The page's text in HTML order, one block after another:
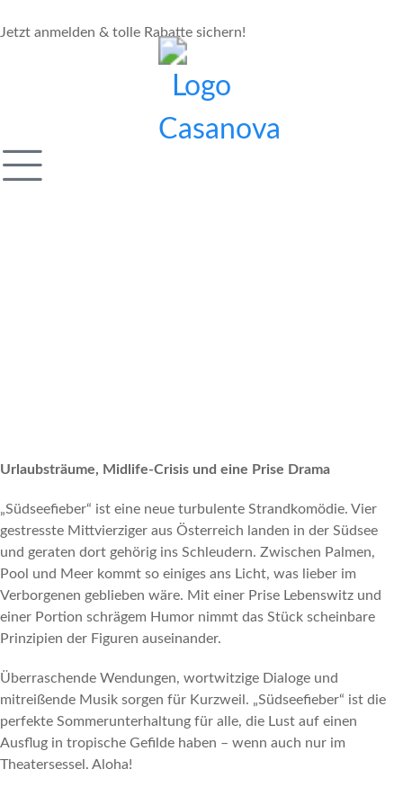
Jetzt anmelden & tolle Rabatte sichern!
Urlaubsträume, Midlife-Crisis und eine Prise Drama
„Südseefieber“ ist eine neue turbulente Strandkomödie. Vier
gestresste Mittvierziger aus Österreich landen in der Südsee
und geraten dort gehörig ins Schleudern. Zwischen Palmen,
Pool und Meer kommt so einiges ans Licht, was lieber im
Verborgenen geblieben wäre. Mit einer Prise Lebenswitz und
einer Portion schrägem Humor nimmt das Stück scheinbare
Prinzipien der Figuren auseinander.
Überraschende Wendungen, wortwitzige Dialoge und
mitreißende Musik sorgen für Kurzweil. „Südseefieber“ ist die
perfekte Sommerunterhaltung für alle, die Lust auf einen
Ausflug in tropische Gefilde haben – wenn auch nur im
Theatersessel. Aloha!